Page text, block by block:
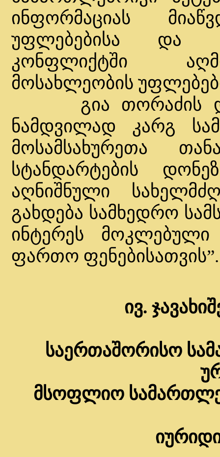
ინფორმაციას
უფლებებისა და
კონფლიქტში
მოსახლეობის
გია თორაძის
ნამდვილად კარგ
მოსამსახურეთა
სტანდარტების
აღნიშნული
გახდება სამხედრო
ინტერეს მოკლებული
ფართო ფენებისათვის”.
ივ.
საერთაშორისო
მსოფლიო